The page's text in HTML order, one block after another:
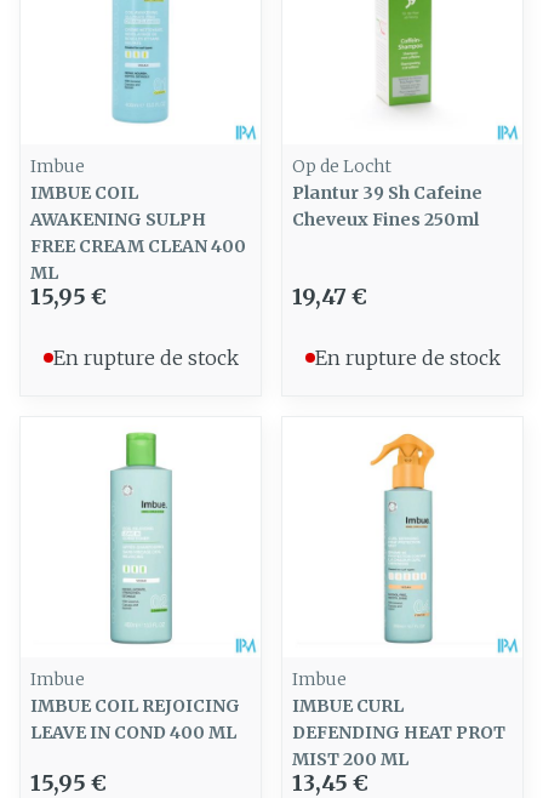
Imbue
IMBUE COIL
AWAKENING SULPH
FREE CREAM CLEAN 400
ML
15,95 €
En rupture de stock
Op de Locht
Plantur 39 Sh Cafeine
Cheveux Fines 250ml
19,47 €
En rupture de stock
Imbue
IMBUE COIL REJOICING
LEAVE IN COND 400 ML
15,95 €
Imbue
IMBUE CURL
DEFENDING HEAT PROT
MIST 200 ML
13,45 €